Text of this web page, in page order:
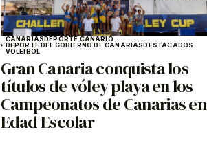
CANARIASDEPORTE CANARIO
DEPORTE DEL GOBIERNO DE CANARIASDESTACADOS
VOLEIBOL
Gran Canaria conquista los
títulos de vóley playa en los
Campeonatos de Canarias en
Edad Escolar